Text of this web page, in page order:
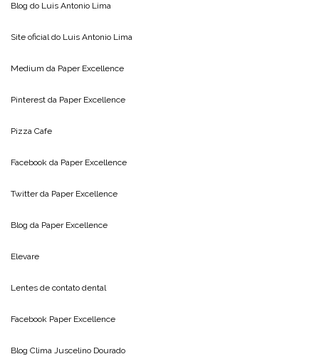
Blog do Luis Antonio Lima
Site oficial do Luis Antonio Lima
Medium da Paper Excellence
Pinterest da Paper Excellence
Pizza Cafe
Facebook da Paper Excellence
Twitter da Paper Excellence
Blog da Paper Excellence
Elevare
Lentes de contato dental
Facebook Paper Excellence
Blog Clima Juscelino Dourado